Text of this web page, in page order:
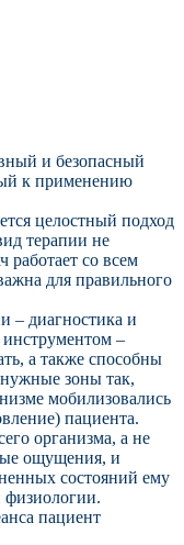
и безопасный
к применению
целостный подход
терапии не
работает со всем
для правильного
– диагностика и
инструментом –
а также способны
нужные зоны так,
мобилизовались
пациента.
организма, а не
ощущения, и
состояний ему
физиологии.
пациент